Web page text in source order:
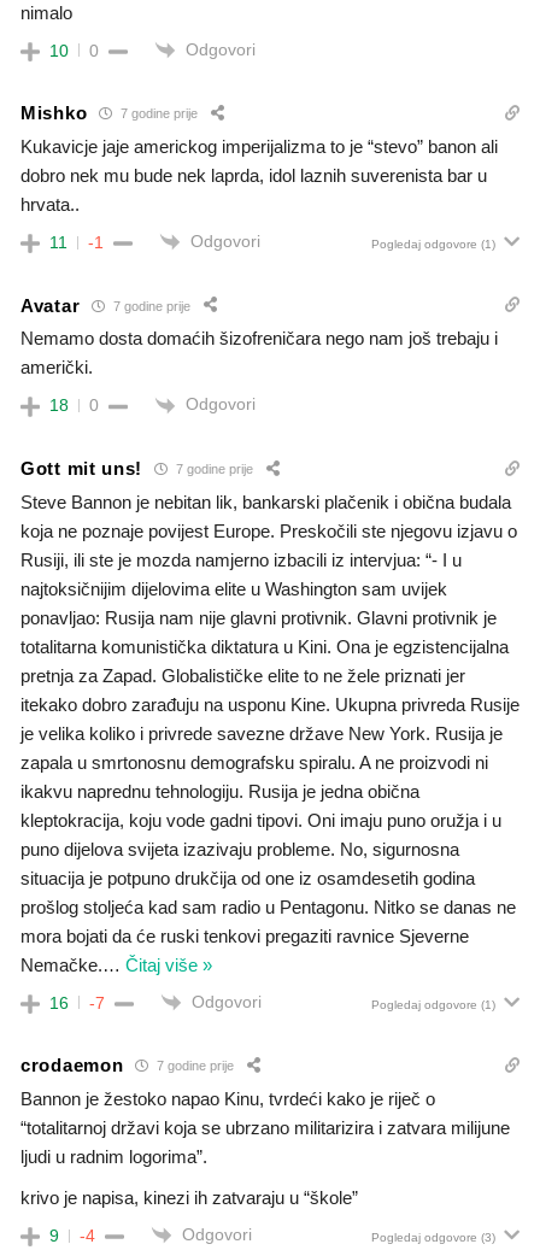
nimalo
10 0 Odgovori
Mishko 7 godine prije
Kukavicje jaje americkog imperijalizma to je “stevo” banon ali
dobro nek mu bude nek laprda, idol laznih suverenista bar u
hrvata..
11 -1 Odgovori Pogledaj odgovore (1)
Avatar 7 godine prije
Nemamo dosta domaćih šizofreničara nego nam još trebaju i
američki.
18 0 Odgovori
Gott mit uns! 7 godine prije
Steve Bannon je nebitan lik, bankarski plačenik i obična budala
koja ne poznaje povijest Europe. Preskočili ste njegovu izjavu o
Rusiji, ili ste je mozda namjerno izbacili iz intervjua: “- I u
najtoksičnijim dijelovima elite u Washington sam uvijek
ponavljao: Rusija nam nije glavni protivnik. Glavni protivnik je
totalitarna komunistička diktatura u Kini. Ona je egzistencijalna
pretnja za Zapad. Globalističke elite to ne žele priznati jer
itekako dobro zarađuju na usponu Kine. Ukupna privreda Rusije
je velika koliko i privrede savezne države New York. Rusija je
zapala u smrtonosnu demografsku spiralu. A ne proizvodi ni
ikakvu naprednu tehnologiju. Rusija je jedna obična
kleptokracija, koju vode gadni tipovi. Oni imaju puno oružja i u
puno dijelova svijeta izazivaju probleme. No, sigurnosna
situacija je potpuno drukčija od one iz osamdesetih godina
prošlog stoljeća kad sam radio u Pentagonu. Nitko se danas ne
mora bojati da će ruski tenkovi pregaziti ravnice Sjeverne
Nemačke.… Čitaj više »
16 -7 Odgovori Pogledaj odgovore (1)
crodaemon 7 godine prije
Bannon je žestoko napao Kinu, tvrdeći kako je riječ o
“totalitarnoj državi koja se ubrzano militarizira i zatvara milijune
ljudi u radnim logorima”.
krivo je napisa, kinezi ih zatvaraju u “škole”
9 -4 Odgovori Pogledaj odgovore (3)